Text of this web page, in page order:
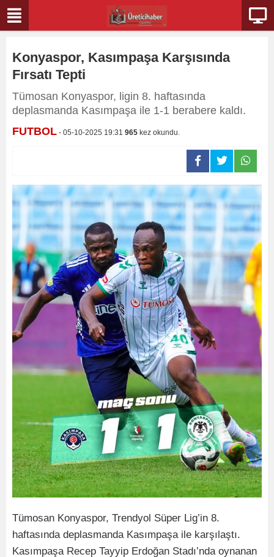
Konyaspor, Kasımpaşa Karşısında
Fırsatı Tepti
Tümosan Konyaspor, ligin 8. haftasında
deplasmanda Kasımpaşa ile 1-1 berabere kaldı.
FUTBOL - 05-10-2025 19:31 965 kez okundu.
Tümosan Konyaspor, Trendyol Süper Lig’in 8.
haftasında deplasmanda Kasımpaşa ile karşılaştı.
Kasımpaşa Recep Tayyip Erdoğan Stadı’nda oynanan